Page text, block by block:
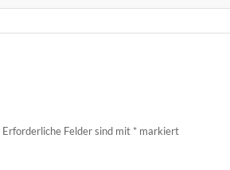
Erforderliche Felder sind mit * markiert